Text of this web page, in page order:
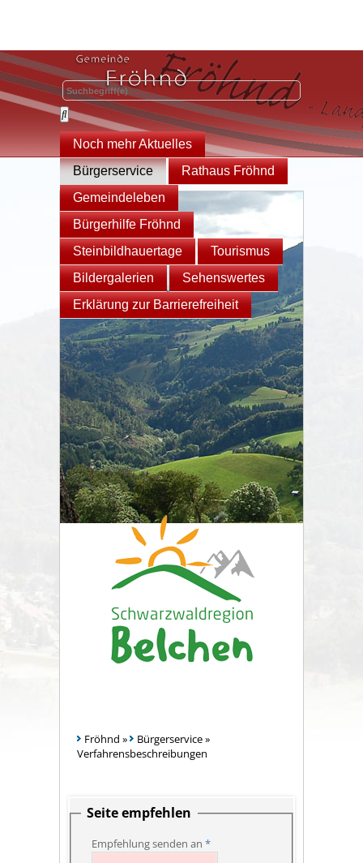
Noch mehr Aktuelles
Bürgerservice
Rathaus Fröhnd
Gemeindeleben
Bürgerhilfe Fröhnd
Steinbildhauertage
Tourismus
Bildergalerien
Sehenswertes
Erklärung zur Barrierefreiheit
Fröhnd » Bürgerservice»
Verfahrensbeschreibungen
Seite empfehlen
Empfehlung senden an *